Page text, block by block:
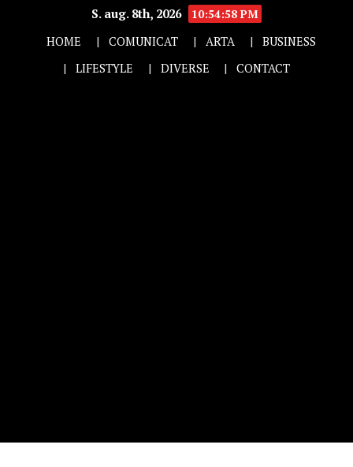
S. aug. 8th, 2026
10:54:59 PM
HOME
COMUNICAT ARTA
BUSINESS
LIFESTYLE
DIVERSE CONTACT